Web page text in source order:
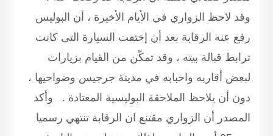
وقد لاحظ الزواري في الأيام الأخيرة ، أن البوليس
رفع عنه الرقابة بعد أن إختفت السيارة التى كانت
ترابط قبالة بيته ، وقد تمكّن من القيام بزيارات
لبعض أقاربه واحبابه في مدينة جرجيس وضواحيها ،
دون أن يلاحظ الملاحقة البوليسية المعتادة . وأكد
المصدر أن الزواري مقتنع ان الرقابة تنتهي رسميا